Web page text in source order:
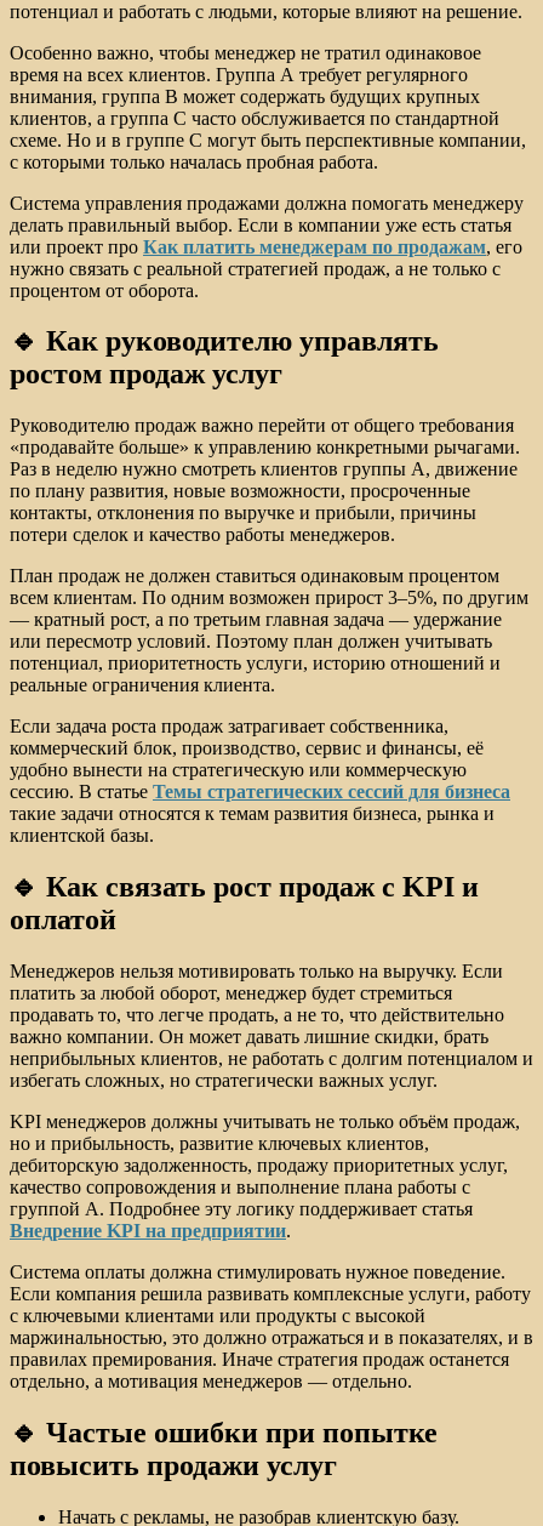
потенциал и работать с людьми, которые влияют на решение.
Особенно важно, чтобы менеджер не тратил одинаковое
время на всех клиентов. Группа А требует регулярного
внимания, группа B может содержать будущих крупных
клиентов, а группа C часто обслуживается по стандартной
схеме. Но и в группе C могут быть перспективные компании,
с которыми только началась пробная работа.
Система управления продажами должна помогать менеджеру
делать правильный выбор. Если в компании уже есть статья
или проект про Как платить менеджерам по продажам, его
нужно связать с реальной стратегией продаж, а не только с
процентом от оборота.
🔹 Как руководителю управлять
ростом продаж услуг
Руководителю продаж важно перейти от общего требования
«продавайте больше» к управлению конкретными рычагами.
Раз в неделю нужно смотреть клиентов группы А, движение
по плану развития, новые возможности, просроченные
контакты, отклонения по выручке и прибыли, причины
потери сделок и качество работы менеджеров.
План продаж не должен ставиться одинаковым процентом
всем клиентам. По одним возможен прирост 3–5%, по другим
— кратный рост, а по третьим главная задача — удержание
или пересмотр условий. Поэтому план должен учитывать
потенциал, приоритетность услуги, историю отношений и
реальные ограничения клиента.
Если задача роста продаж затрагивает собственника,
коммерческий блок, производство, сервис и финансы, её
удобно вынести на стратегическую или коммерческую
сессию. В статье Темы стратегических сессий для бизнеса
такие задачи относятся к темам развития бизнеса, рынка и
клиентской базы.
🔹 Как связать рост продаж с KPI и
оплатой
Менеджеров нельзя мотивировать только на выручку. Если
платить за любой оборот, менеджер будет стремиться
продавать то, что легче продать, а не то, что действительно
важно компании. Он может давать лишние скидки, брать
неприбыльных клиентов, не работать с долгим потенциалом и
избегать сложных, но стратегически важных услуг.
KPI менеджеров должны учитывать не только объём продаж,
но и прибыльность, развитие ключевых клиентов,
дебиторскую задолженность, продажу приоритетных услуг,
качество сопровождения и выполнение плана работы с
группой А. Подробнее эту логику поддерживает статья
Внедрение KPI на предприятии.
Система оплаты должна стимулировать нужное поведение.
Если компания решила развивать комплексные услуги, работу
с ключевыми клиентами или продукты с высокой
маржинальностью, это должно отражаться и в показателях, и в
правилах премирования. Иначе стратегия продаж останется
отдельно, а мотивация менеджеров — отдельно.
🔹 Частые ошибки при попытке
повысить продажи услуг
Начать с рекламы, не разобрав клиентскую базу.